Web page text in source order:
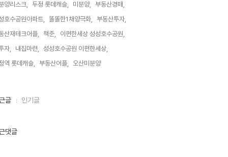
양리스크,
두정 롯데캐슬, 미분양,
부동산경매,
호수공원아파트,
똘똘한1채양극화,
부동산투자,
산재테크어플,
책준,
이편한세상 성성호수공원,
자,
내집마련,
성성호수공원 이편한세상,
역 롯데캐슬,
부동산어플, 오산미분양,
글 인기글
댓글